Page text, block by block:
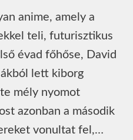
anime, amely a
teli, futurisztikus
évad főhőse, David
lett kiborg
mély nyomot
azonban a második
vonultat fel,…